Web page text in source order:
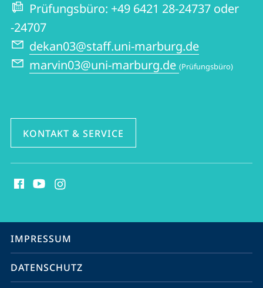
Prüfungsbüro: +49 6421 28-24737 oder
-24707
dekan03@staff.uni-marburg.de
marvin03@uni-marburg.de (Prüfungsbüro)
KONTAKT & SERVICE
Media
Service-
Navigation
IMPRESSUM
DATENSCHUTZ